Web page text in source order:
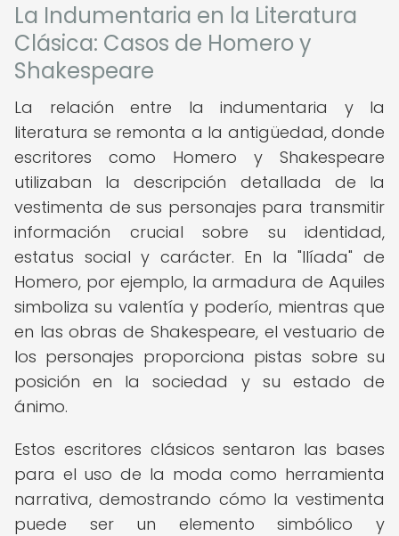
La Indumentaria en la Literatura
Clásica: Casos de Homero y
Shakespeare
La relación entre la indumentaria y la
literatura se remonta a la antigüedad, donde
escritores como Homero y Shakespeare
utilizaban la descripción detallada de la
vestimenta de sus personajes para transmitir
información crucial sobre su identidad,
estatus social y carácter. En la "Ilíada" de
Homero, por ejemplo, la armadura de Aquiles
simboliza su valentía y poderío, mientras que
en las obras de Shakespeare, el vestuario de
los personajes proporciona pistas sobre su
posición en la sociedad y su estado de
ánimo.
Estos escritores clásicos sentaron las bases
para el uso de la moda como herramienta
narrativa, demostrando cómo la vestimenta
puede ser un elemento simbólico y